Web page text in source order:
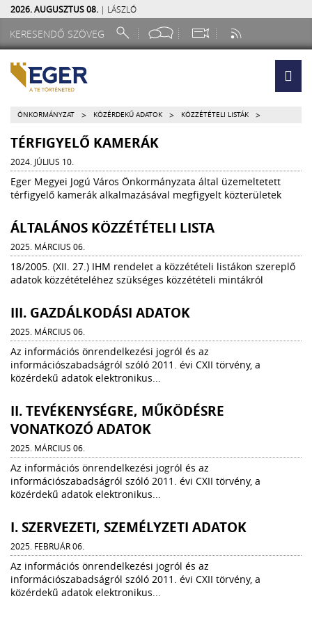
2026. AUGUSZTUS 08. | LÁSZLÓ
ÖNKORMÁNYZAT > KÖZÉRDEKŰ ADATOK > KÖZZÉTÉTELI LISTÁK >
TÉRFIGYELŐ KAMERÁK
2024. JÚLIUS 10.
Eger Megyei Jogú Város Önkormányzata által üzemeltetett
térfigyelő kamerák alkalmazásával megfigyelt közterületek
ÁLTALÁNOS KÖZZÉTÉTELI LISTA
2025. MÁRCIUS 06.
18/2005. (XII. 27.) IHM rendelet a közzétételi listákon szereplő
adatok közzétételéhez szükséges közzétételi mintákról
III. GAZDÁLKODÁSI ADATOK
2025. MÁRCIUS 06.
Az információs önrendelkezési jogról és az
információszabadságról szóló 2011. évi CXII törvény, a
közérdekű adatok elektronikus...
II. TEVÉKENYSÉGRE, MŰKÖDÉSRE
VONATKOZÓ ADATOK
2025. MÁRCIUS 06.
Az információs önrendelkezési jogról és az
információszabadságról szóló 2011. évi CXII törvény, a
közérdekű adatok elektronikus...
I. SZERVEZETI, SZEMÉLYZETI ADATOK
2025. FEBRUÁR 06.
Az információs önrendelkezési jogról és az
információszabadságról szóló 2011. évi CXII törvény, a
közérdekű adatok elektronikus...